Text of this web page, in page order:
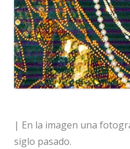
| En la imagen una
siglo pasado.